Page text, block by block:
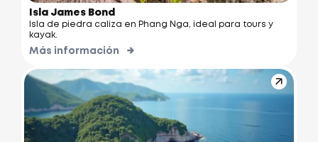
Isla James Bond
Isla de piedra caliza en Phang Nga, ideal para tours y
kayak.
Más información